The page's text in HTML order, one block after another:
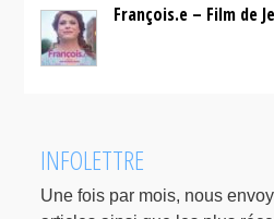
François.e – Film de
INFOLETTRE
Une fois par mois, nous